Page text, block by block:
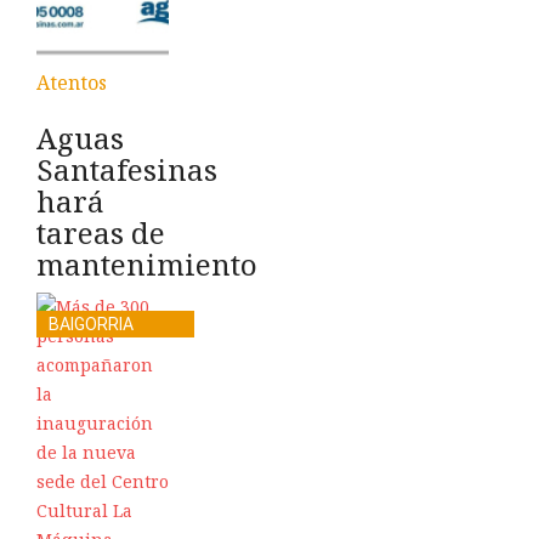
Atentos
Aguas
Santafesinas
hará
tareas de
mantenimiento
BAIGORRIA